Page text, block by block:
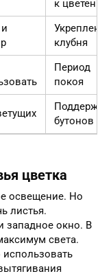
к цветению
Укрепление
клубня
Период
покоя
Поддержка
бутонов
цветка
освещение. Но
листья.
западное окно. В
света.